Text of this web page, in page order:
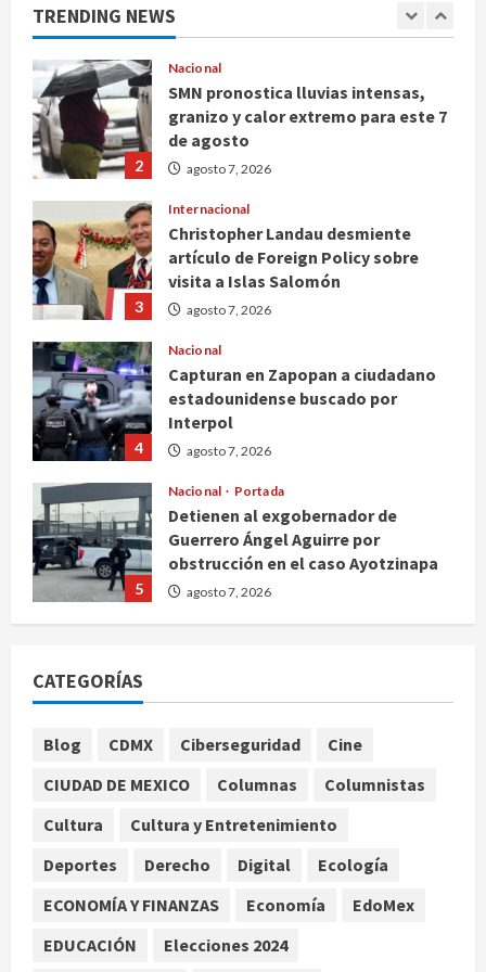
TRENDING NEWS
1
2
Nacional
SMN pronostica lluvias intensas,
granizo y calor extremo para este 7
de agosto
agosto 7, 2026
3
Internacional
Christopher Landau desmiente
artículo de Foreign Policy sobre
visita a Islas Salomón
agosto 7, 2026
4
Nacional
Capturan en Zapopan a ciudadano
estadounidense buscado por
Interpol
agosto 7, 2026
5
Nacional Portada
Detienen al exgobernador de
Guerrero Ángel Aguirre por
obstrucción en el caso Ayotzinapa
agosto 7, 2026
Tierra Caliente
SMN pronostica lluvias intensas,
granizo y calor extremo para este 7
agosto 7, 2026
Internacional
Christopher Landau desmiente
CATEGORÍAS
Blog CDMX Ciberseguridad
Cine
CIUDAD DE MEXICO
Columnas
Columnistas
Cultura
Cultura y Entretenimiento
Deportes
Derecho Digital
Ecología
ECONOMÍA Y FINANZAS
Economía
EdoMex
EDUCACIÓN
Elecciones 2024